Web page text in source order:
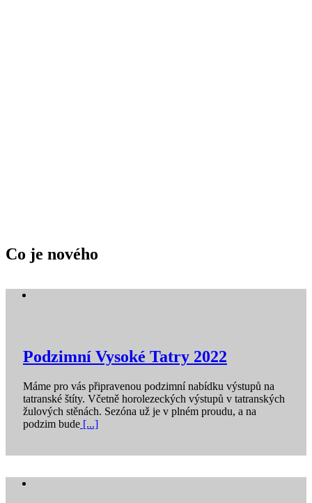
Co je nového
Podzimní Vysoké Tatry 2022
Máme pro vás připravenou podzimní nabídku výstupů na
tatranské štíty. Včetně horolezeckých výstupů v tatranských
žulových stěnách. Sezóna už je v plném proudu, a na
podzim bude [...]